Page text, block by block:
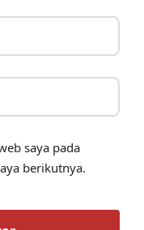
saya pada
berikutnya.